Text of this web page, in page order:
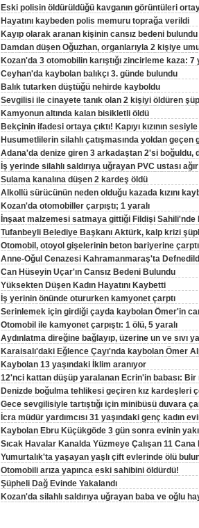
Eski polisin öldürüldüğü kavganın görüntüleri
Hayatını kaybeden polis memuru toprağa verildi
Kayıp olarak aranan kişinin cansız bedeni bulundu
Damdan düşen Oğuzhan, organlarıyla 2 kişiye
Kozan'da 3 otomobilin karıştığı zincirleme kaza: 7
Ceyhan'da kaybolan balıkçı 3. günde bulundu
Balık tutarken düştüğü nehirde kayboldu
Sevgilisi ile cinayete tanık olan 2 kişiyi öldüren
Kamyonun altında kalan bisikletli öldü
Bekçinin ifadesi ortaya çıktı! Kapıyı kızının sesiyle
Husumetlilerin silahlı çatışmasında yoldan
Adana'da denize giren 3 arkadaştan 2'si boğuldu,
İş yerinde silahlı saldırıya uğrayan PVC ustası
Sulama kanalına düşen 2 kardeş öldü
Alkollü sürücünün neden olduğu kazada kızını
Kozan'da otomobiller çarpıştı; 1 yaralı
İnşaat malzemesi satmaya gittiği Fildişi Sahili'nde
Tufanbeyli Belediye Başkanı Aktürk, kalp krizi
Otomobil, otoyol gişelerinin beton bariyerine
Anne-Oğul Cenazesi Kahramanmaraş'ta
Can Hüseyin Uçar'ın Cansız Bedeni Bulundu
Yüksekten Düşen Kadın Hayatını Kaybetti
İş yerinin önünde otururken kamyonet çarptı
Serinlemek için girdiği çayda kaybolan Ömer'in
Otomobil ile kamyonet çarpıştı: 1 ölü, 5 yaralı
Aydınlatma direğine bağlayıp, üzerine un ve sıvı
Karaisalı'daki Eğlence Çayı'nda kaybolan Ömer
Kaybolan 13 yaşındaki İklim aranıyor
12'nci kattan düşüp yaralanan Ecrin'in babası: Bir
Denizde boğulma tehlikesi geçiren kız kardeşleri
Gece sevgilisiyle tartıştığı için minibüsü duvara
İcra müdür yardımcısı 31 yaşındaki genç kadın
Kaybolan Ebru Küçükgöde 3 gün sonra evinin
Sıcak Havalar Kanalda Yüzmeye Çalışan 11 Cana
Yumurtalık'ta yaşayan yaşlı çift evlerinde ölü
Otomobili arıza yapınca eski sahibini öldürdü!
Şüpheli Dağ Evinde Yakalandı
Kozan'da silahlı saldırıya uğrayan baba ve oğlu